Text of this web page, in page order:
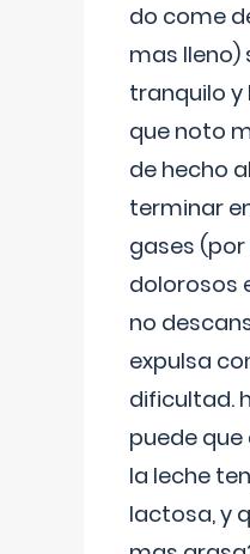
do come
mas lleno)
tranquilo y
que noto
de hecho
terminar
gases
dolorosos
no
expulsa
dificultad.
puede que
la leche
lactosa, y